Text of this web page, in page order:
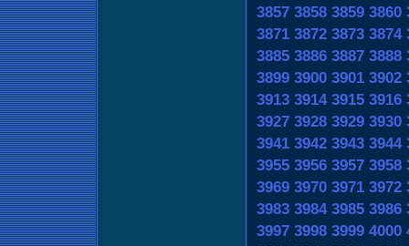
3857 3858 3859 3860
3871 3872 3873 3874
3885 3886 3887 3888
3899 3900 3901 3902
3913 3914 3915 3916
3927 3928 3929 3930
3941 3942 3943 3944
3955 3956 3957 3958
3969 3970 3971 3972
3983 3984 3985 3986
3997 3998 3999 4000